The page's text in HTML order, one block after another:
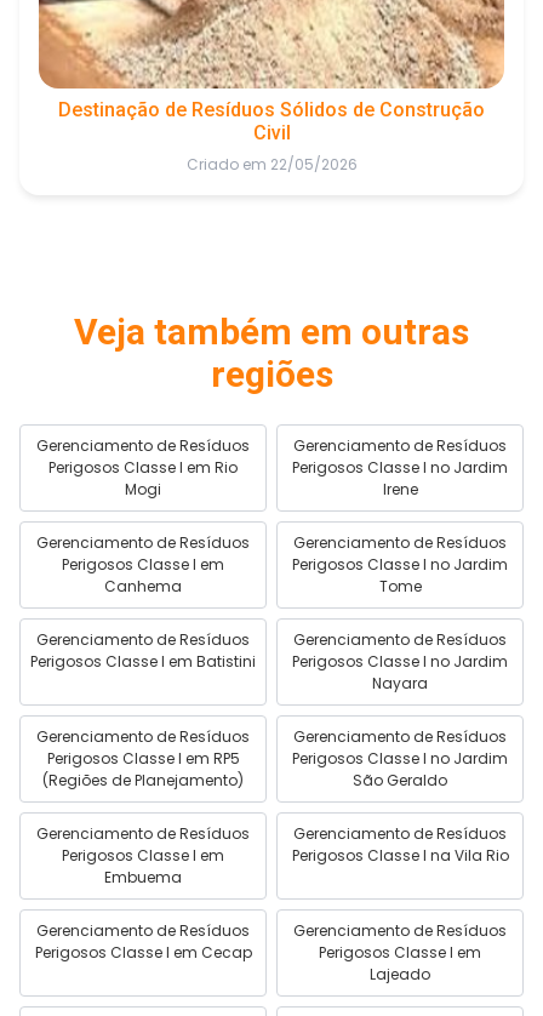
Destinação de Resíduos Sólidos de Construção
Civil
Criado em 22/05/2026
Veja também em outras
regiões
Gerenciamento de Resíduos
Perigosos Classe I em Rio
Mogi
Gerenciamento de Resíduos
Perigosos Classe I no Jardim
Irene
Gerenciamento de Resíduos
Perigosos Classe I em
Canhema
Gerenciamento de Resíduos
Perigosos Classe I no Jardim
Tome
Gerenciamento de Resíduos
Perigosos Classe I em Batistini
Gerenciamento de Resíduos
Perigosos Classe I no Jardim
Nayara
Gerenciamento de Resíduos
Perigosos Classe I em RP5
(Regiões de Planejamento)
Gerenciamento de Resíduos
Perigosos Classe I no Jardim
São Geraldo
Gerenciamento de Resíduos
Perigosos Classe I em
Embuema
Gerenciamento de Resíduos
Perigosos Classe I na Vila Rio
Gerenciamento de Resíduos
Perigosos Classe I em Cecap
Gerenciamento de Resíduos
Perigosos Classe I em
Lajeado